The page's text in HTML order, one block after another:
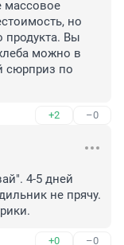
массовое
но
продукта. Вы
можно в
сюрприз по
+2 –0
4-5 дней
не прячу.
+0 –0